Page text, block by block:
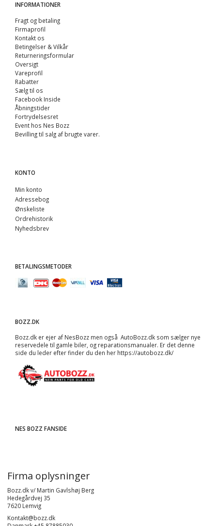
INFORMATIONER
Fragt og betaling
Firmaprofil
Kontakt os
Betingelser & Vilkår
Returneringsformular
Oversigt
Vareprofil
Rabatter
Sælg til os
Facebook Inside
Åbningstider
Fortrydelsesret
Event hos Nes Bozz
Bevilling til salg af brugte varer.
KONTO
Min konto
Adressebog
Ønskeliste
Ordrehistorik
Nyhedsbrev
BETALINGSMETODER
BOZZ.DK
Bozz.dk er ejer af NesBozz men også AutoBozz.dk som sælger nye
reservedele til gamle biler, og reparationsmanualer. Er det denne
side du leder efter finder du den her https://autobozz.dk/
NES BOZZ FANSIDE
Firma oplysninger
Bozz.dk v/ Martin Gavlshøj Berg
Hedegårdvej 35
7620 Lemvig
Kontakt@bozz.dk